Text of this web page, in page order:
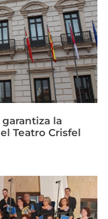
la
Teatro Crisfel